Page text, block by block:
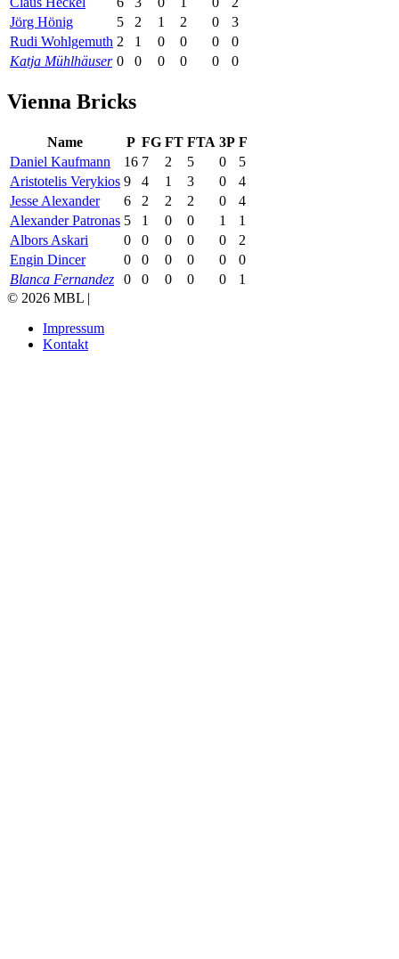
Jörg Hönig
5 2 1 2 0
3
Rudi Wohlgemuth 2 1 0 0 0
0
Katja Mühlhäuser 0 0 0 0 0 0
Vienna Bricks
Name P FG FT FTA 3P F
Daniel Kaufmann
16 7 2 5 0
5
Aristotelis Verykios 9 4 1 3 0
4
Jesse Alexander
6 2 2 2 0
4
Alexander Patronas 5 1 0 0 1
1
Albors Askari
0 0 0 0 0
2
Engin Dincer
0 0 0 0 0
0
Blanca Fernandez
0 0 0 0 0
1
© 2026 MBL |
Impressum
Kontakt